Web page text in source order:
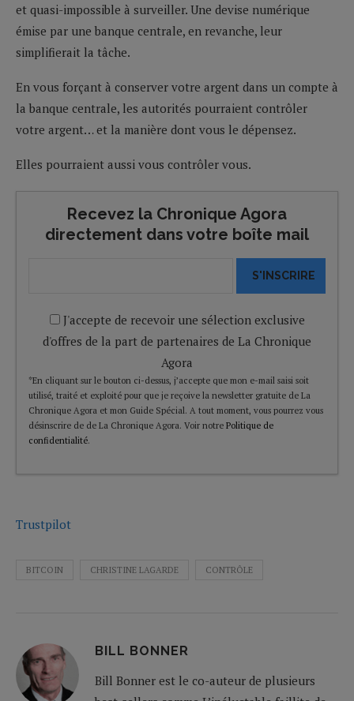
et quasi-impossible à surveiller. Une devise numérique
émise par une banque centrale, en revanche, leur
simplifierait la tâche.
En vous forçant à conserver votre argent dans un compte à
la banque centrale, les autorités pourraient contrôler
votre argent… et la manière dont vous le dépensez.
Elles pourraient aussi vous contrôler vous.
Recevez la Chronique Agora
directement dans votre boîte mail
S'INSCRIRE
J'accepte de recevoir une sélection exclusive
d'offres de la part de partenaires de La Chronique
Agora
*En cliquant sur le bouton ci-dessus, j’accepte que mon e-mail saisi soit
utilisé, traité et exploité pour que je reçoive la newsletter gratuite de La
Chronique Agora et mon Guide Spécial. A tout moment, vous pourrez vous
désinscrire de de La Chronique Agora. Voir notre Politique de
confidentialité.
Trustpilot
BITCOIN CHRISTINE LAGARDE CONTRÔLE
BILL BONNER
Bill Bonner est le co-auteur de plusieurs